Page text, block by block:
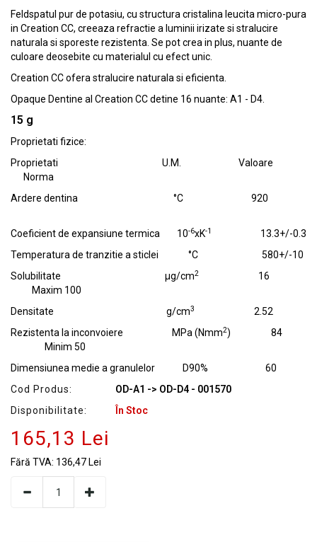
Feldspatul pur de potasiu, cu structura cristalina leucita micro-pura
in Creation CC, creeaza refractie a luminii irizate si stralucire
naturala si sporeste rezistenta. Se pot crea in plus, nuante de
culoare deosebite cu materialul cu efect unic.
Creation CC ofera stralucire naturala si eficienta.
Opaque Dentine al Creation CC detine 16 nuante: A1 - D4.
15 g
Proprietati fizice:
Proprietati U.M. Valoare
Norma
Ardere dentina °C 920
Coeficient de expansiune termica 10-6xK-1
13.3+/-0.3
Temperatura de tranzitie a sticlei °C 580+/-10
Solubilitate µg/cm2
16
Maxim 100
Densitate g/cm3
2.52
Rezistenta la inconvoiere MPa (Nmm2) 84
Minim 50
Dimensiunea medie a granulelor D90% 60
Cod Produs:
OD-A1 -> OD-D4 - 001570
Disponibilitate:
În Stoc
165,13 Lei
Fără TVA: 136,47 Lei